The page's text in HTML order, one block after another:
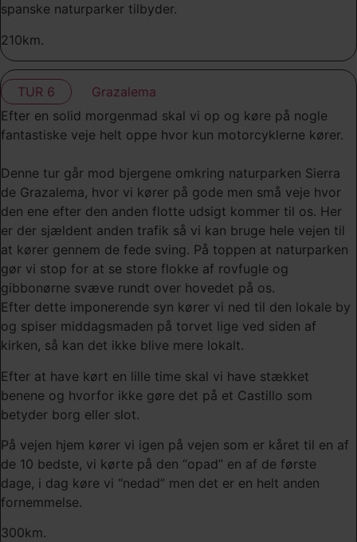
spanske naturparker tilbyder.
210km.
TUR 6
Grazalema
Efter en solid morgenmad skal vi op og køre på nogle
fantastiske veje helt oppe hvor kun motorcyklerne kører.
Denne tur går mod bjergene omkring naturparken Sierra
de Grazalema, hvor vi kører på gode men små veje hvor
den ene efter den anden flotte udsigt kommer til os. Her
er der sjældent anden trafik så vi kan bruge hele vejen til
at kører gennem de fede sving. På toppen at naturparken
gør vi stop for at se store flokke af rovfugle og
gibbonørne svæve rundt over hovedet på os.
Efter dette imponerende syn kører vi ned til den lokale by
og spiser middagsmaden på torvet lige ved siden af
kirken, så kan det ikke blive mere lokalt.
Efter at have kørt en lille time skal vi have stækket
benene og hvorfor ikke gøre det på et Castillo som
betyder borg eller slot.
På vejen hjem kører vi igen på vejen som er kåret til en af
de 10 bedste, vi kørte på den “opad” en af de første
dage, i dag køre vi “nedad” men det er en helt anden
fornemmelse.
300km.